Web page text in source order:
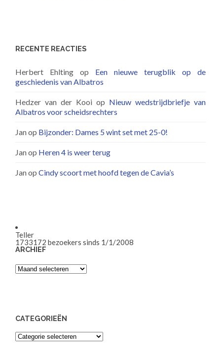
RECENTE REACTIES
Herbert Ehlting op Een nieuwe terugblik op de
geschiedenis van Albatros
Hedzer van der Kooi op Nieuw wedstrijdbriefje van
Albatros voor scheidsrechters
Janop Bijzonder: Dames 5 wint set met 25-0!
Janop Heren 4 is weer terug
JanopCindy scoort met hoofd tegen de Cavia’s
Teller
1733172 bezoekers sinds 1/1/2008
ARCHIEF
Archief
CATEGORIEËN
Categorieën